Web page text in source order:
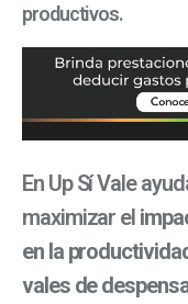
productivos.
En Up Sí Vale
maximizar el
en la
vales de